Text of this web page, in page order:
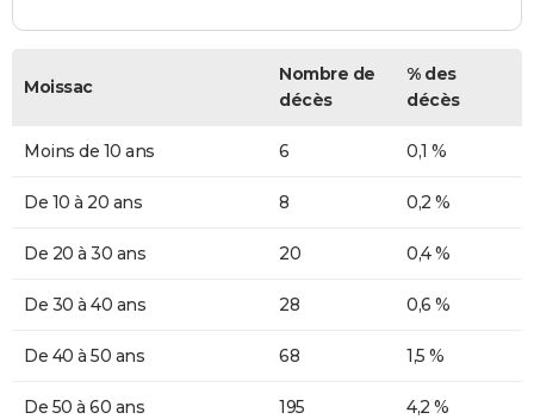
Moissac
Nombre de
décès
% des
décès
Moins de 10 ans 6 0,1 %
De 10 à 20 ans 8 0,2 %
De 20 à 30 ans 20 0,4 %
De 30 à 40 ans 28 0,6 %
De 40 à 50 ans 68 1,5 %
De 50 à 60 ans 195 4,2 %